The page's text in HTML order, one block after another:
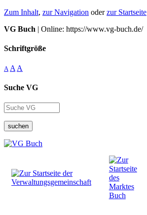
Zum Inhalt, zur Navigation oderzur Startseite
VG Buch | Online: https://www.vg-buch.de/
Schriftgröße
A A A
Suche VG
suchen